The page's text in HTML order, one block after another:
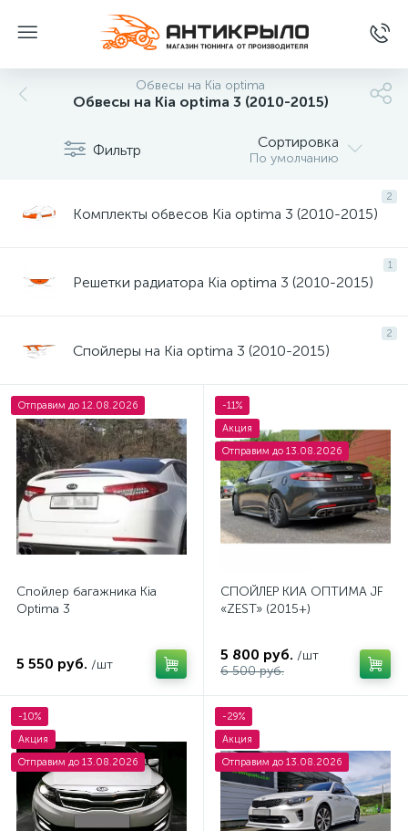
Обвесы на Kia optima
Обвесы на Kia optima 3 (2010-2015)
Фильтр Сортировка
По умолчанию
2
Комплекты обвесов Kia optima 3 (2010-2015)
1
Решетки радиатора Kia optima 3 (2010-2015)
2
Спойлеры на Kia optima 3 (2010-2015)
Отправим до 12.08.2026
Спойлер багажника Kia
Optima 3
5 550 руб. /шт
-11%
Акция
Отправим до 13.08.2026
СПОЙЛЕР КИА ОПТИМА JF
«ZEST» (2015+)
5 800 руб. /шт
6 500 руб.
-10%
Акция
Отправим до 13.08.2026
-29%
Акция
Отправим до 13.08.2026